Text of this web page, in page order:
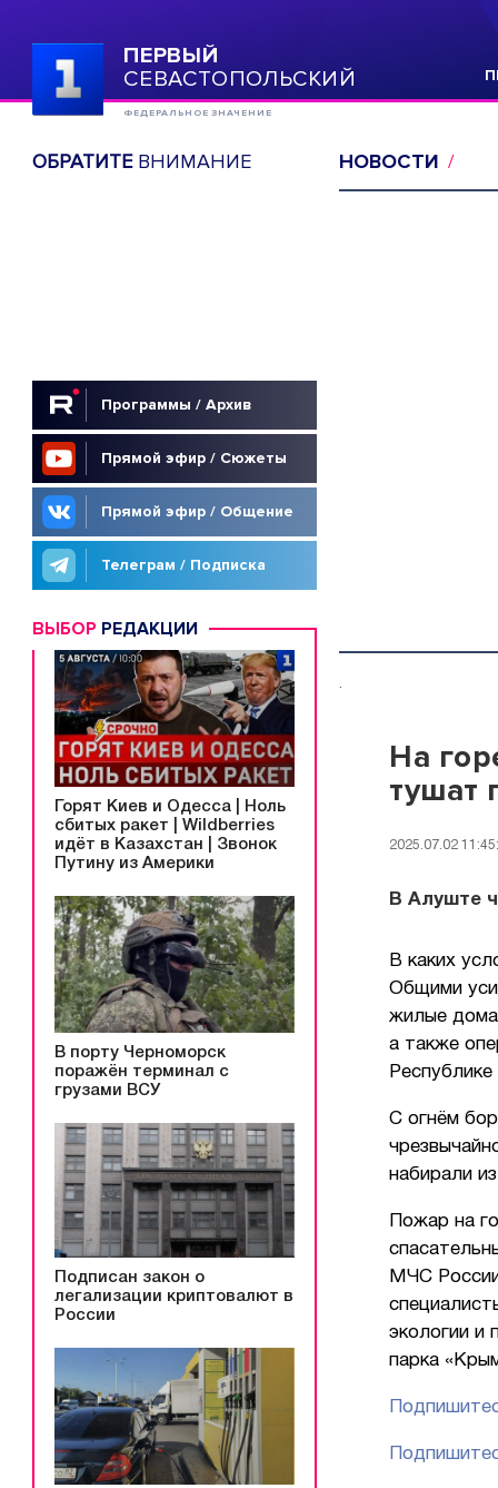
ПЕРВЫЙ
СЕВАСТОПОЛЬСКИЙ
ФЕДЕРАЛЬНОЕ ЗНАЧЕНИЕ
ОБРАТИТЕВНИМАНИЕ
Программы / Архив
Прямой эфир / Сюжеты
Прямой эфир / Общение
Телеграм / Подписка
ВЫБОР РЕДАКЦИИ
Горят Киев и Одесса | Ноль
сбитых ракет | Wildberries
идёт в Казахстан | Звонок
Путину из Америки
В порту Черноморск
поражён терминал с
грузами ВСУ
Подписан закон о
легализации криптовалют в
России
НОВОСТИ
.
На
тушат
2025.07.02
В Алуште
В каких
Общими
жилые
а также
С огнём
набирали
Пожар на
МЧС
экологии и
парка